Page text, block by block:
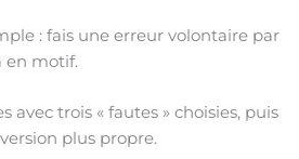
: fais une erreur volontaire par
en motif.
avec trois « fautes » choisies, puis
plus propre.